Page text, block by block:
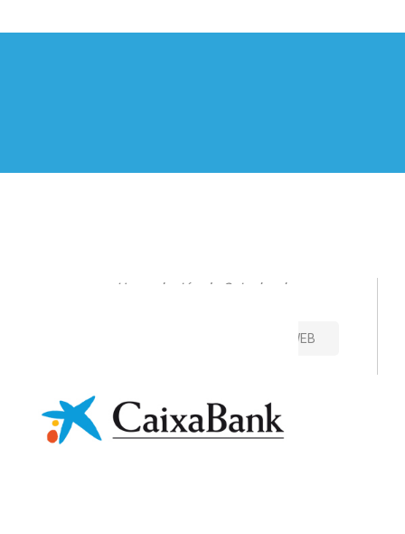
Una solución de Caixabank
VISITAR SITIO WEB